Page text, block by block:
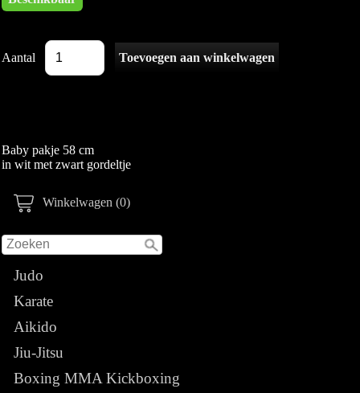
Winkelwagen (0)
Judo
Karate
Aikido
Jiu-Jitsu
Boxing MMA Kickboxing
Aantal
Baby pakje 58 cm
in wit met zwart gordeltje